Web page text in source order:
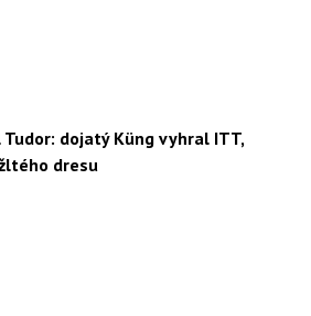
dojatý Küng vyhral ITT,
dresu